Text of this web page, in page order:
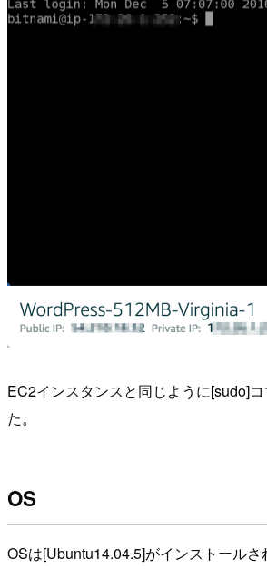
EC2インスタンスと同じように[sudo]
た。
OS
OSは[Ubuntu14.04.5]がインストールさ